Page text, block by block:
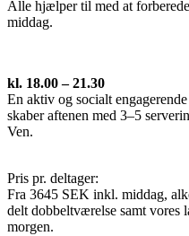
Alle hjælper til med at
middag.
kl. 18.00 – 21.30
En aktiv og socialt
skaber aftenen med 3–5
Ven.
Pris pr. deltager:
Fra 3645 SEK inkl. middag,
delt dobbeltværelse samt vores
morgen.